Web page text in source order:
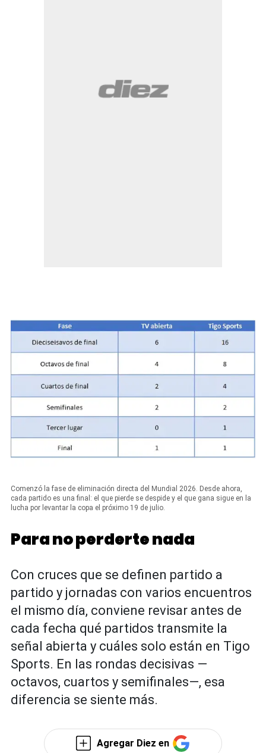
Comenzó la fase de eliminación directa del Mundial 2026. Desde ahora,
cada partido es una final: el que pierde se despide y el que gana sigue en la
lucha por levantar la copa el próximo 19 de julio.
Para no perderte nada
Con cruces que se definen partido a
partido y jornadas con varios encuentros
el mismo día, conviene revisar antes de
cada fecha qué partidos transmite la
señal abierta y cuáles solo están en Tigo
Sports. En las rondas decisivas —
octavos, cuartos y semifinales—, esa
diferencia se siente más.
Agregar Diez en